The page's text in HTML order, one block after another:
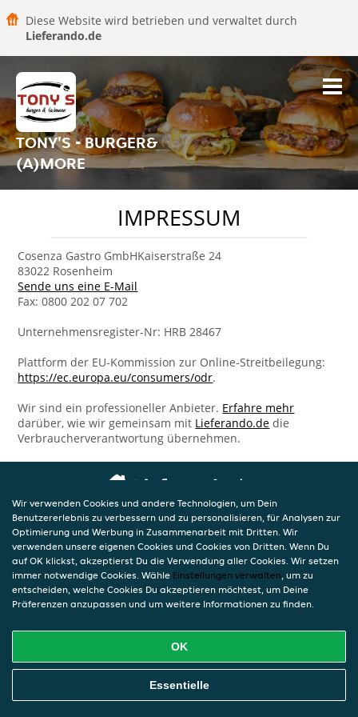
Diese Website wird betrieben und verwaltet durch
Lieferando.de
TONY'S - BURGER&
(A)MORE
IMPRESSUM
Cosenza Gastro GmbHKaiserstraße 24
83022 Rosenheim
Sende uns eine E-Mail
Fax: 0800 202 07 702
Unternehmensregister-Nr: HRB 28467
Plattform der EU-Kommission zur Online-Streitbeilegung:
https://ec.europa.eu/consumers/odr.
Wir sind ein professioneller Anbieter. Erfahre mehr
darüber, wie wir gemeinsam mit Lieferando.de die
Verbraucherverantwortung übernehmen.
Wir verwenden Cookies und andere Technologien, um Dein
Benutzererlebnis zu verbessern und zu personalisieren, für Analysen zur
Optimierung und Werbung in Zusammenarbeit mit Dritten. Wir
verwenden unsere eigenen Cookies und Cookies von Dritten. Wenn Du
auf OK klickst, akzeptierst Du die Verwendung aller Cookies. Wir setzen
immer notwendige Cookies. Wähle Einstellungen verwalten, um zu
entscheiden, welche Cookies Du akzeptieren möchtest, um Deine
Präferenzen anzupassen und um weitere Informationen zu finden.
OK
Essentielle